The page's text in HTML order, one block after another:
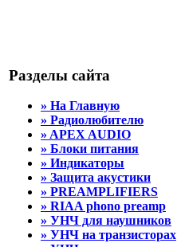
Разделы сайта
» На Главную
» Радиолюбителю
» APEX AUDIO
» Блоки питания
» Индикаторы
» Защита акустики
» PREAMPLIFIERS
» RIAA phono preamp
» УНЧ для наушников
» УНЧ на транзисторах